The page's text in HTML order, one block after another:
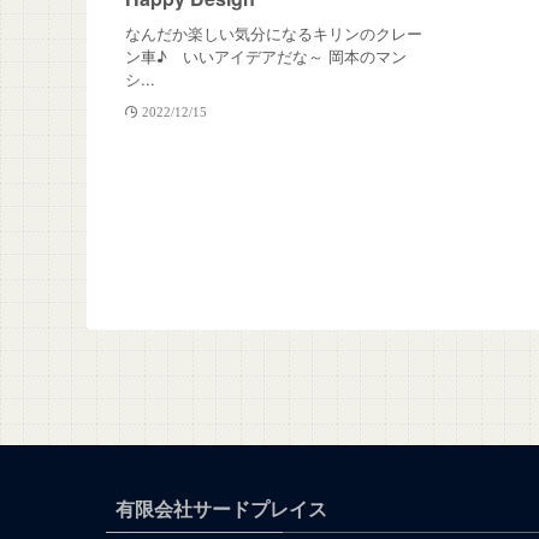
なんだか楽しい気分になるキリンのクレー
ン車♪ いいアイデアだな～ 岡本のマン
シ...
2022/12/15
有限会社サードプレイス